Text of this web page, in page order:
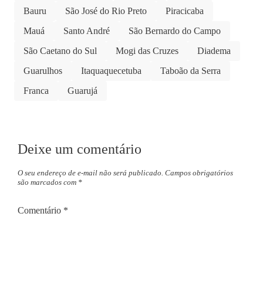
Bauru
São José do Rio Preto
Piracicaba
Mauá
Santo André
São Bernardo do Campo
São Caetano do Sul
Mogi das Cruzes
Diadema
Guarulhos
Itaquaquecetuba
Taboão da Serra
Franca
Guarujá
Deixe um comentário
O seu endereço de e-mail não será publicado. Campos obrigatórios
são marcados com *
Comentário *